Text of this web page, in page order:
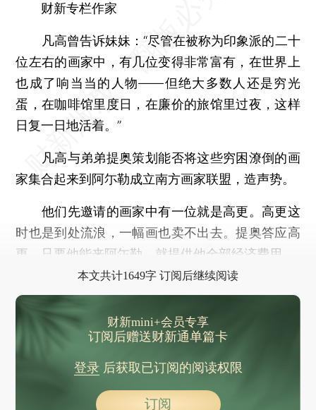
财新专栏作家
凡高曾告诉妹妹：“尽管在被称为印象派的二十
位左右的画家中，有几位变得非常富有，在世界上
也成了响当当的人物——但绝大多数人还是穷光
蛋，在咖啡馆里度日，在廉价的旅馆里过夜，这样
日复一日地活着。”
凡高与弟弟提奥策划能否将这些穷困潦倒的画
家集合起来到阿尓勒成立南方画家联盟，造声势。
他们先邀请的画家中有一位就是高更。高更这
时也是到处流浪，一幅画也卖不出去。提奥答应高
更，只要他能来阿尓勒，就提供他全部经济费用。
本文共计1649字 订阅后继续阅读
财新mini+会员专享
订阅后赠送财新通单篇卡
登录后获取已订阅的阅读权限
订阅